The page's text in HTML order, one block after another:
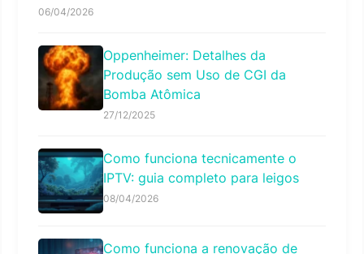
06/04/2026
Oppenheimer: Detalhes da
Produção sem Uso de CGI da
Bomba Atômica
27/12/2025
Como funciona tecnicamente o
IPTV: guia completo para leigos
08/04/2026
Como funciona a renovação de